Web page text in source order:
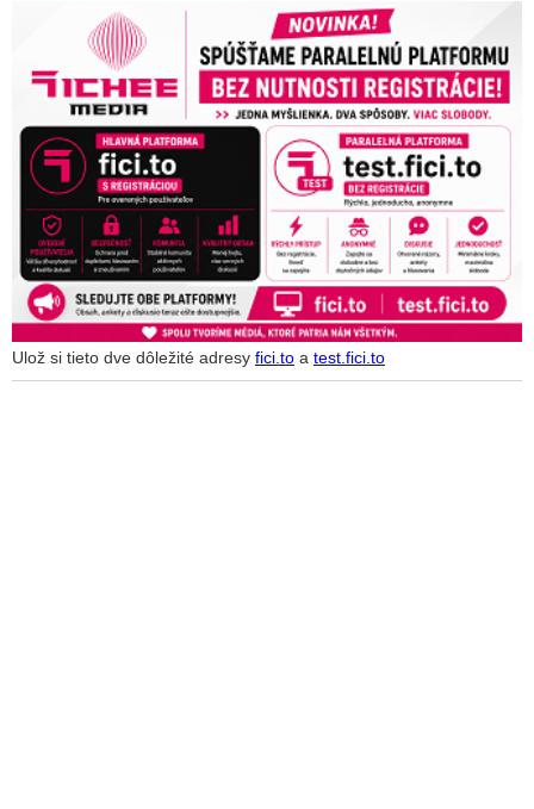
Ulož si tieto dve dôležité adresy fici.to a test.fici.to